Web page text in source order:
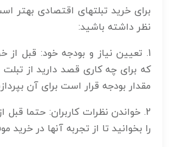
برای خرید تبلتهای اقتصادی بهتر
نظر داشته باشید:
1. تعیین نیاز و بودجه خود: قبل از
که برای چه کاری قصد دارید از تبلت
مقدار بودجه قرار است برای آن
2. خواندن نظرات کاربران: حتما قبل
را بخوانید تا از تجربه آنها در خرید